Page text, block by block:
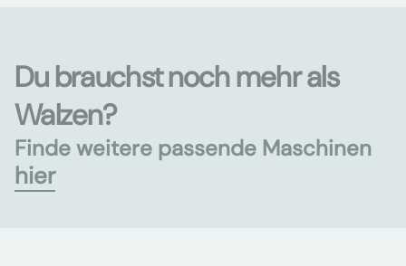
Du brauchst noch mehr als
Walzen?
Finde weitere passende Maschinen
hier